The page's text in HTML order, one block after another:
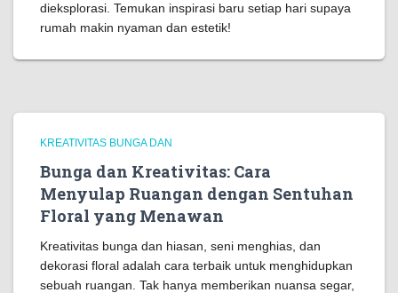
dieksplorasi. Temukan inspirasi baru setiap hari supaya
rumah makin nyaman dan estetik!
KREATIVITAS BUNGA DAN
Bunga dan Kreativitas: Cara
Menyulap Ruangan dengan Sentuhan
Floral yang Menawan
Kreativitas bunga dan hiasan, seni menghias, dan
dekorasi floral adalah cara terbaik untuk menghidupkan
sebuah ruangan. Tak hanya memberikan nuansa segar,